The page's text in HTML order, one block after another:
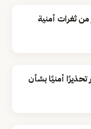
من ثغرات أمنية
تحذيرًا أمنيًا بشأن